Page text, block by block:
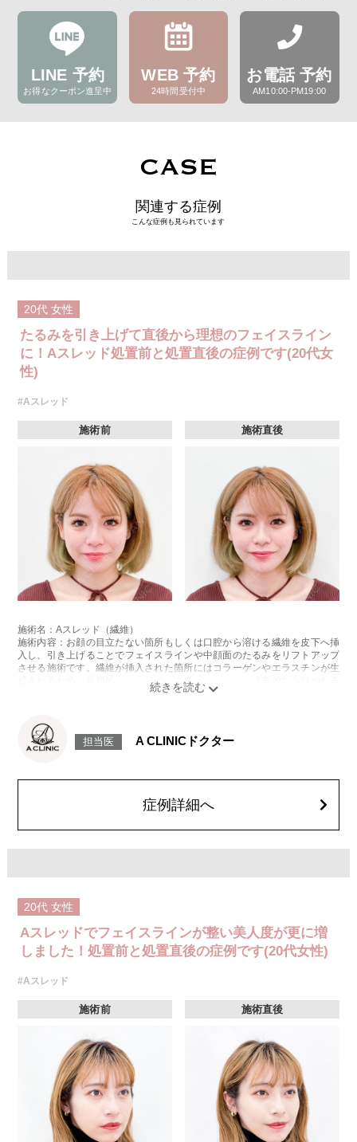
LINE 予約
お得なクーポン進呈中
WEB 予約
24時間受付中
お電話 予約
AM10:00-PM19:00
CASE
関連する症例
こんな症例も見られています
20代 女性
たるみを引き上げて直後から理想のフェイスライン
に！Aスレッド処置前と処置直後の症例です(20代女
性)
#Aスレッド
施術前 施術直後
施術名：Aスレッド（繊維）
施術内容：お顔の目立たない箇所もしくは口腔から溶ける繊維を皮下へ挿
入し、引き上げることでフェイスラインや中顔面のたるみをリフトアップ
させる施術です。繊維が挿入された箇所にはコラーゲンやエラスチンが生
成されるため、長期的な美肌効果、肌質の改善効果、将来的なシワやたる
みの予防効果が期待できます。
とがございます。また、稀ではありますが、施術部位の細菌感染症、皮膚
のよれ、繊維の突出などが生じることがございます。化膿止め・痛み止め
費用：1部位 184,800円(税込)
オプション：笑気麻酔 3,300円(税込)
担当医 A CLINICドクター
症例詳細へ
20代 女性
Aスレッドでフェイスラインが整い美人度が更に増
しました！処置前と処置直後の症例です(20代女性)
#Aスレッド
施術前 施術直後